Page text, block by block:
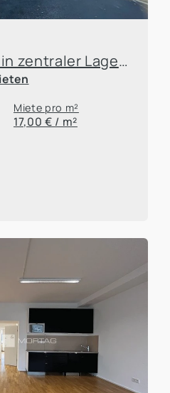
Gewerbefläche in zentraler Lage von Rodenkirchen
Miete pro m²
17,00 € / m²